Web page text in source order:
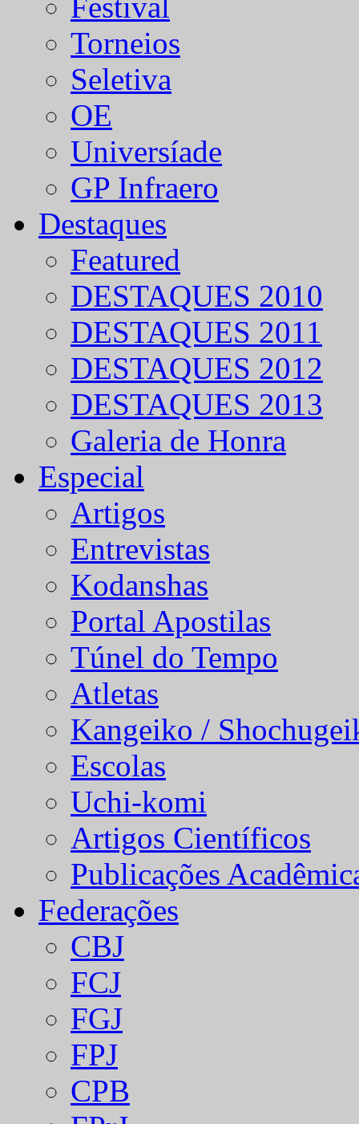
Torneios
Seletiva
OE
Universíade
GP Infraero
Destaques
Featured
DESTAQUES 2010
DESTAQUES 2011
DESTAQUES 2012
DESTAQUES 2013
Galeria de Honra
Especial
Artigos
Entrevistas
Kodanshas
Portal Apostilas
Túnel do Tempo
Atletas
Kangeiko /
Escolas
Uchi-komi
Artigos Científicos
Publicações
Federações
CBJ
FCJ
FGJ
FPJ
CPB